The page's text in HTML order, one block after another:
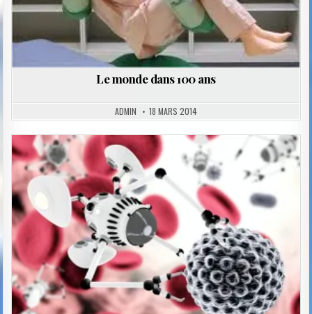
Le monde dans 100 ans
ADMIN 18 MARS 2014
Posted
in